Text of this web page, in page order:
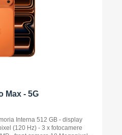
Max - 5G
Interna 512 GB - display
(120 Hz) - 3 x fotocamere